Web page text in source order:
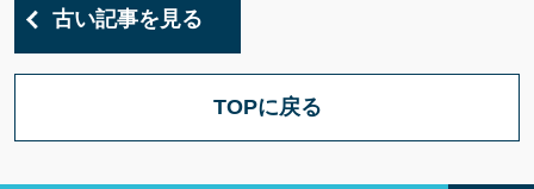
古い記事を見る
TOPに戻る